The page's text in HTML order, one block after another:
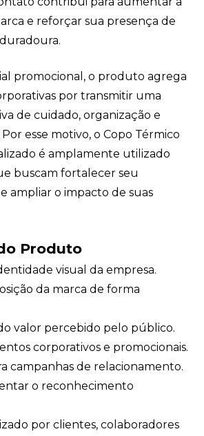
e reforçar sua presença de
promocional, o produto agrega
por transmitir uma
de cuidado, organização e
esse motivo, o Copo Térmico
é amplamente utilizado
buscam fortalecer seu
ampliar o impacto de suas
Produto
visual da empresa.
da marca de forma
valor percebido pelo público.
corporativos e promocionais.
campanhas de relacionamento.
o reconhecimento
por clientes, colaboradores